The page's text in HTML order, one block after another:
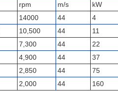
rpm m/s
kW
14000 44
4
10,500 44
11
7,300 44
22
4,900 44
37
2,850 44
75
2,000 44
160